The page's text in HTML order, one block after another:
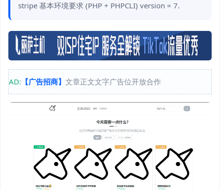
stripe 基本环境要求 (PHP + PHPCLI) version = 7.
AD: 【广告招商】 文章正文文字广告位开放合作